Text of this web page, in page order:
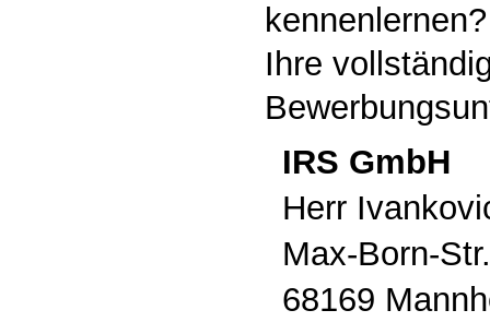
Ihre
IRS GmbH
Herr
Max-Born-
68169